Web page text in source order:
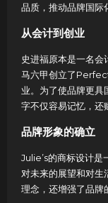
品质，推动品牌国际
从会计到创业
史进福原本是一名会
马六甲创立了
业。为了使品牌更具
字不仅容易记忆，还
品牌形象的确立
Julie’s的商标设计是
对未来的展望和对生
理念，还增强了品牌